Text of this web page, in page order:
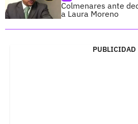
Colmenares ante
a Laura Moreno
PUBLICIDAD